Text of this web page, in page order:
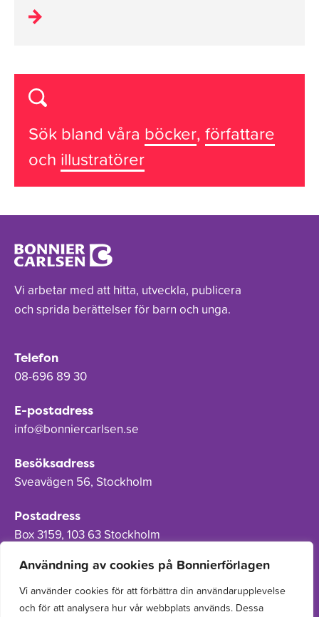
Användning av cookies på Bonnierförlagen
Vi använder cookies för att förbättra din användarupplevelse
och för att analysera hur vår webbplats används. Dessa
Sök bland våra böcker, författare
och illustratörer
Vi arbetar med att hitta, utveckla, publicera
och sprida berättelser för barn och unga.
Telefon
08-696 89 30
E-postadress
info@bonniercarlsen.se
Besöksadress
Sveavägen 56, Stockholm
Postadress
Box 3159, 103 63 Stockholm
Om Bonnierförlagen